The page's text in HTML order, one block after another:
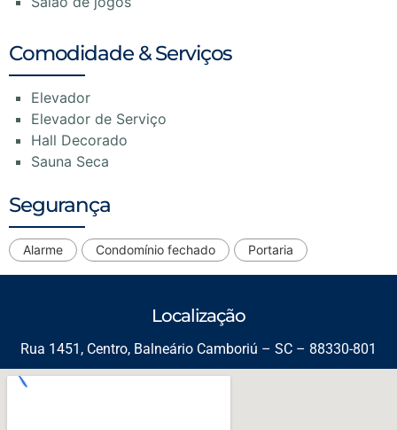
Comodidade & Serviços
Elevador
Elevador de Serviço
Hall Decorado
Sauna Seca
Segurança
Alarme Condomínio fechado Portaria
Localização
Rua 1451, Centro, Balneário Camboriú – SC – 88330-801